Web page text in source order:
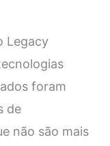
Legacy
foram
de
não são mais